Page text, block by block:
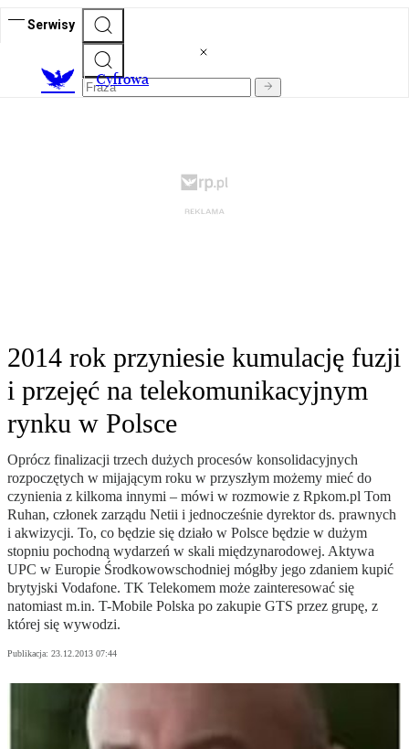
Serwisy
Cyfrowa
2014 rok przyniesie kumulację fuzji
i przejęć na telekomunikacyjnym
rynku w Polsce
Oprócz finalizacji trzech dużych procesów konsolidacyjnych
rozpoczętych w mijającym roku w przyszłym możemy mieć do
czynienia z kilkoma innymi – mówi w rozmowie z Rpkom.pl Tom
Ruhan, członek zarządu Netii i jednocześnie dyrektor ds. prawnych
i akwizycji. To, co będzie się działo w Polsce będzie w dużym
stopniu pochodną wydarzeń w skali międzynarodowej. Aktywa
UPC w Europie Środkowowschodniej mógłby jego zdaniem kupić
brytyjski Vodafone. TK Telekomem może zainteresować się
natomiast m.in. T-Mobile Polska po zakupie GTS przez grupę, z
której się wywodzi.
Publikacja: 23.12.2013 07:44